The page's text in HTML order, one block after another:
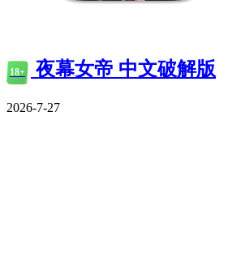
18+ 夜幕女帝 中文破解版
2026-7-27